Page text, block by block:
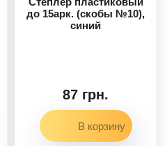
до 15арк. (скобы №10),
синий
87 грн.